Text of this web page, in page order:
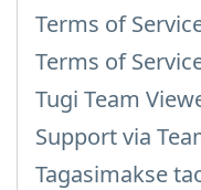
Terms of
Terms of
Tugi Team
Support via
Tagasimakse